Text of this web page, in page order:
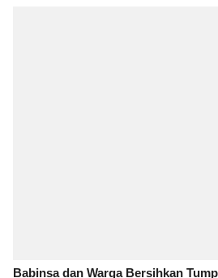
Babinsa dan Warga Bersihkan